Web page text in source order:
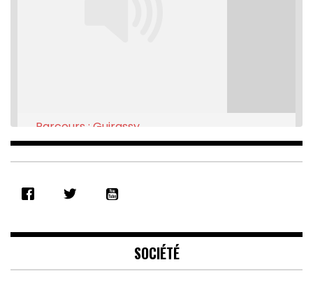
RSS FEED
EMBED
Parcours : Guirassy
Feb 16, 2021 • 28:08
SOCIÉTÉ